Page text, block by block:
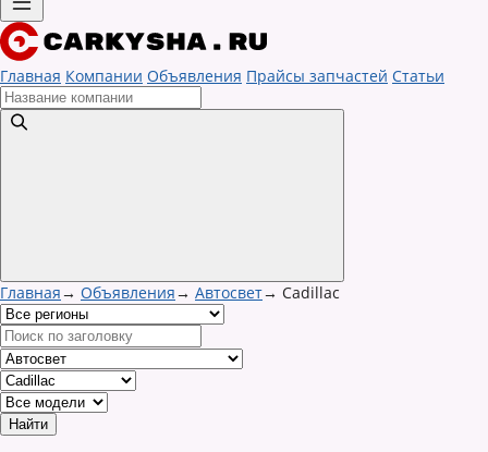
Главная Компании Объявления Прайсы запчастей Статьи
Главная→ Объявления→ Автосвет→ Cadillac